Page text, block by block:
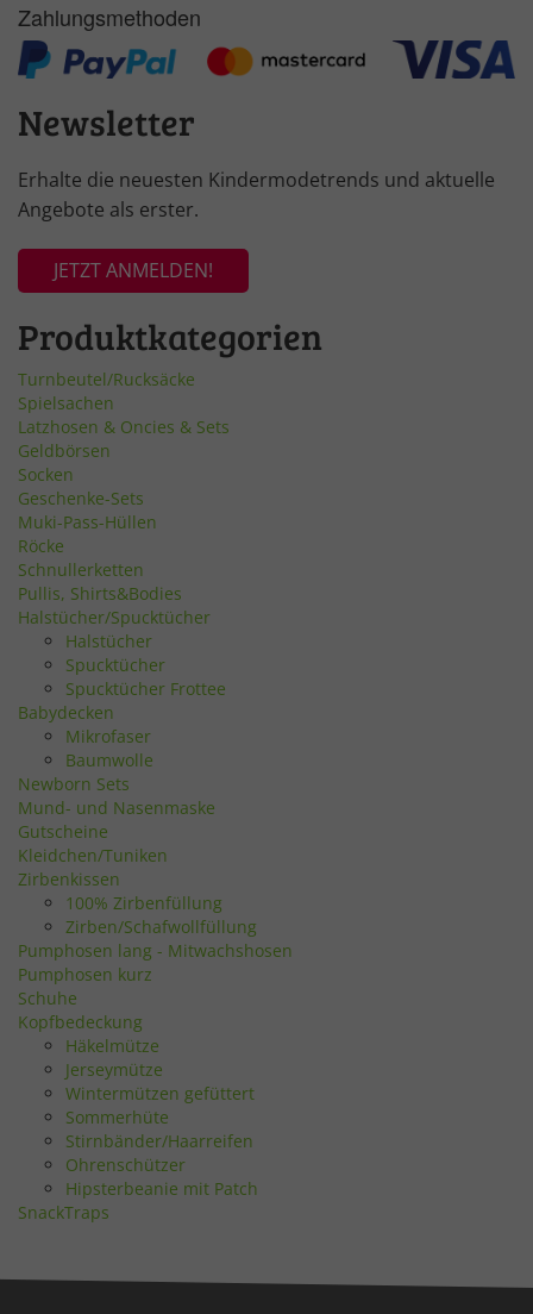
Zahlungsmethoden
Newsletter
Erhalte die neuesten Kindermodetrends und aktuelle
Angebote als erster.
JETZT ANMELDEN!
Produktkategorien
Turnbeutel/Rucksäcke
Spielsachen
Latzhosen & Oncies & Sets
Geldbörsen
Socken
Geschenke-Sets
Muki-Pass-Hüllen
Röcke
Schnullerketten
Pullis, Shirts&Bodies
Halstücher/Spucktücher
Halstücher
Spucktücher
Spucktücher Frottee
Babydecken
Mikrofaser
Baumwolle
Newborn Sets
Mund- und Nasenmaske
Gutscheine
Kleidchen/Tuniken
Zirbenkissen
100% Zirbenfüllung
Zirben/Schafwollfüllung
Pumphosen lang - Mitwachshosen
Pumphosen kurz
Schuhe
Kopfbedeckung
Häkelmütze
Jerseymütze
Wintermützen gefüttert
Sommerhüte
Stirnbänder/Haarreifen
Ohrenschützer
Hipsterbeanie mit Patch
SnackTraps